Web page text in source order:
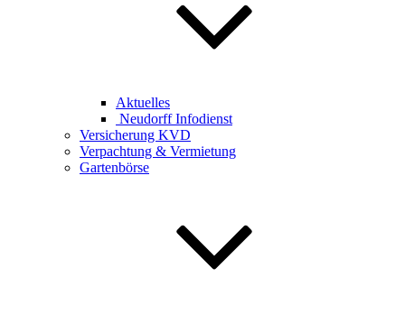
Aktuelles
Neudorff Infodienst
Versicherung KVD
Verpachtung & Vermietung
Gartenbörse